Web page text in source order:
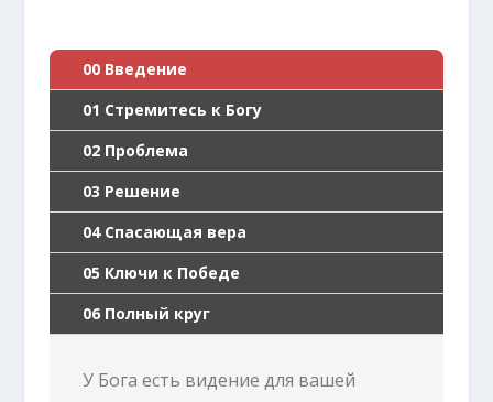
00 Введение
01 Стремитесь к Богу
02 Проблема
03 Решение
04 Спасающая вера
05 Ключи к Победе
06 Полный круг
У Бога есть видение для вашей